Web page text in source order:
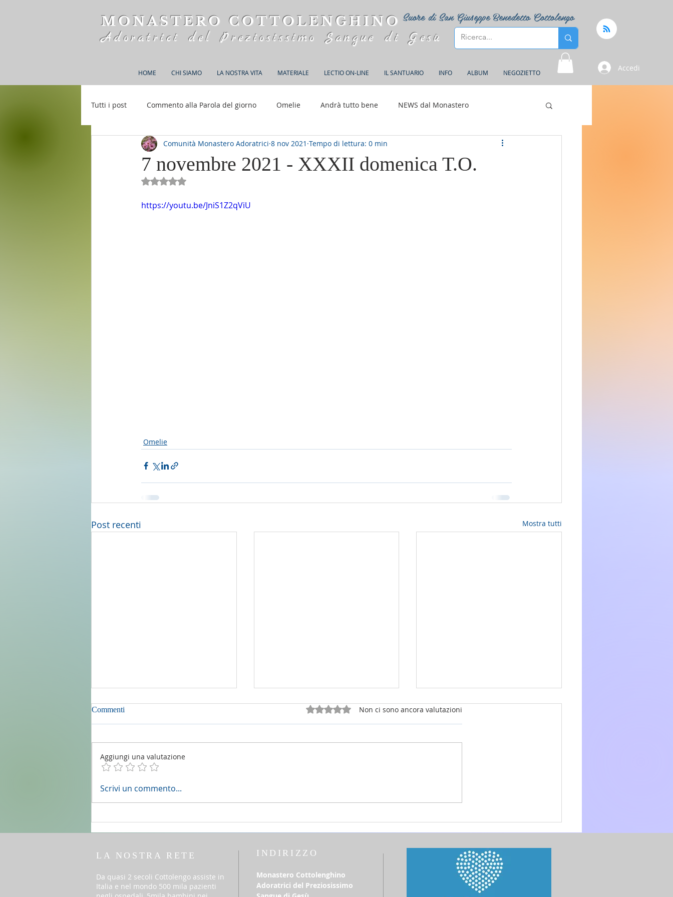
Suore di San Giuseppe Benedetto Cottolengo
MONASTERO COTTOLENGHINO
Adoratrici del Preziosissimo Sangue di Gesù
HOME CHI SIAMO LA NOSTRA VITA MATERIALE LECTIO ON-LINE IL SANTUARIO INFO ALBUM NEGOZIETTO
Accedi
Tutti i post Commento alla Parola del giorno Omelie Andrà tutto bene NEWS dal Monastero
Rifugio S. M. della Bellezza 150 anni di Adorazione
7 novembre 2021 - XXXII domenica T.O.
Comunità Monastero Adoratrici 8 nov 2021 Tempo di lettura: 0 min
Valutazione NaN stelle su 5.
https://youtu.be/JniS1Z2qViU
Omelie
Post recenti Mostra tutti
2 agosto 2026 - 18a Domenica
Commenti Valutazione 0 stelle su 5.Non ci sono ancora valutazioni
Aggiungi una valutazione
Scrivi un commento...
LA NOSTRA RETE
Da quasi 2 secoli Cottolengo assiste in
Italia e nel mondo 500 mila pazienti
INDIRIZZO
Monastero Cottolenghino
Adoratrici del Preziosissimo